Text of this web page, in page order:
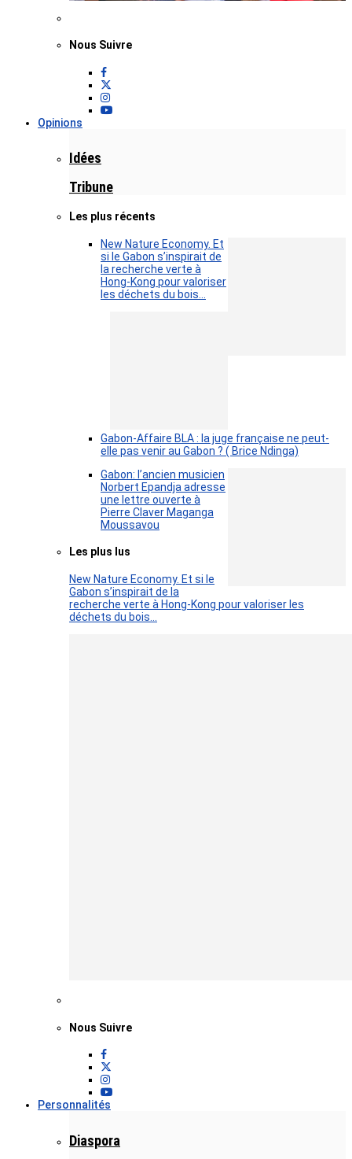
Nous Suivre
Opinions
Idées
Tribune
Les plus récents
New Nature Economy. Et
si le Gabon s’inspirait de
la recherche verte à
Hong-Kong pour valoriser
les déchets du bois…
Gabon-Affaire BLA : la juge française ne peut-
elle pas venir au Gabon ? ( Brice Ndinga)
Gabon: l’ancien musicien
Norbert Epandja adresse
une lettre ouverte à
Pierre Claver Maganga
Moussavou
Les plus lus
New Nature Economy. Et si le
Gabon s’inspirait de la
recherche verte à Hong-Kong pour valoriser les
déchets du bois…
Nous Suivre
Personnalités
Diaspora